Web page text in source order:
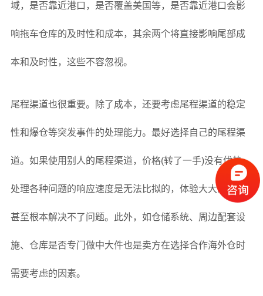
域，是否靠近港口，是否覆盖美国等，是否靠近港口会影
响拖车仓库的及时性和成本，其余两个将直接影响尾部成
本和及时性，这些不容忽视。
尾程渠道也很重要。除了成本，还要考虑尾程渠道的稳定
性和爆仓等突发事件的处理能力。最好选择自己的尾程渠
道。如果使用别人的尾程渠道，价格(转了一手)没有优势，
处理各种问题的响应速度是无法比拟的，体验大大降低，
甚至根本解决不了问题。此外，如仓储系统、周边配套设
施、仓库是否专门做中大件也是卖方在选择合作海外仓时
需要考虑的因素。